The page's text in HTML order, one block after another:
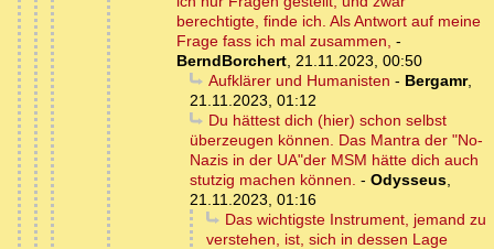
berechtigte, finde ich. Als Antwort auf meine
Frage fass ich mal zusammen, -
BerndBorchert, 21.11.2023, 00:50
Aufklärer und Humanisten - Bergamr,
21.11.2023, 01:12
Du hättest dich (hier) schon selbst
überzeugen können. Das Mantra der "No-
Nazis in der UA"der MSM hätte dich auch
stutzig machen können. - Odysseus,
21.11.2023, 01:16
Das wichtigste Instrument, jemand zu
verstehen, ist, sich in dessen Lage